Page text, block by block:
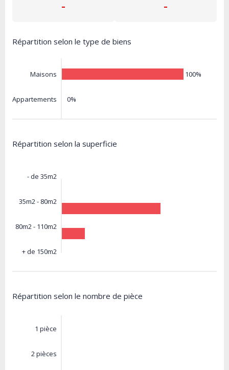
- -
Répartition selon le type de biens
Maisons
Appartements
100%
0%
Répartition selon la superficie
- de 35m2
35m2 - 80m2
80m2 - 110m2
+ de 150m2
Répartition selon le nombre de pièce
1 pièce
2 pièces